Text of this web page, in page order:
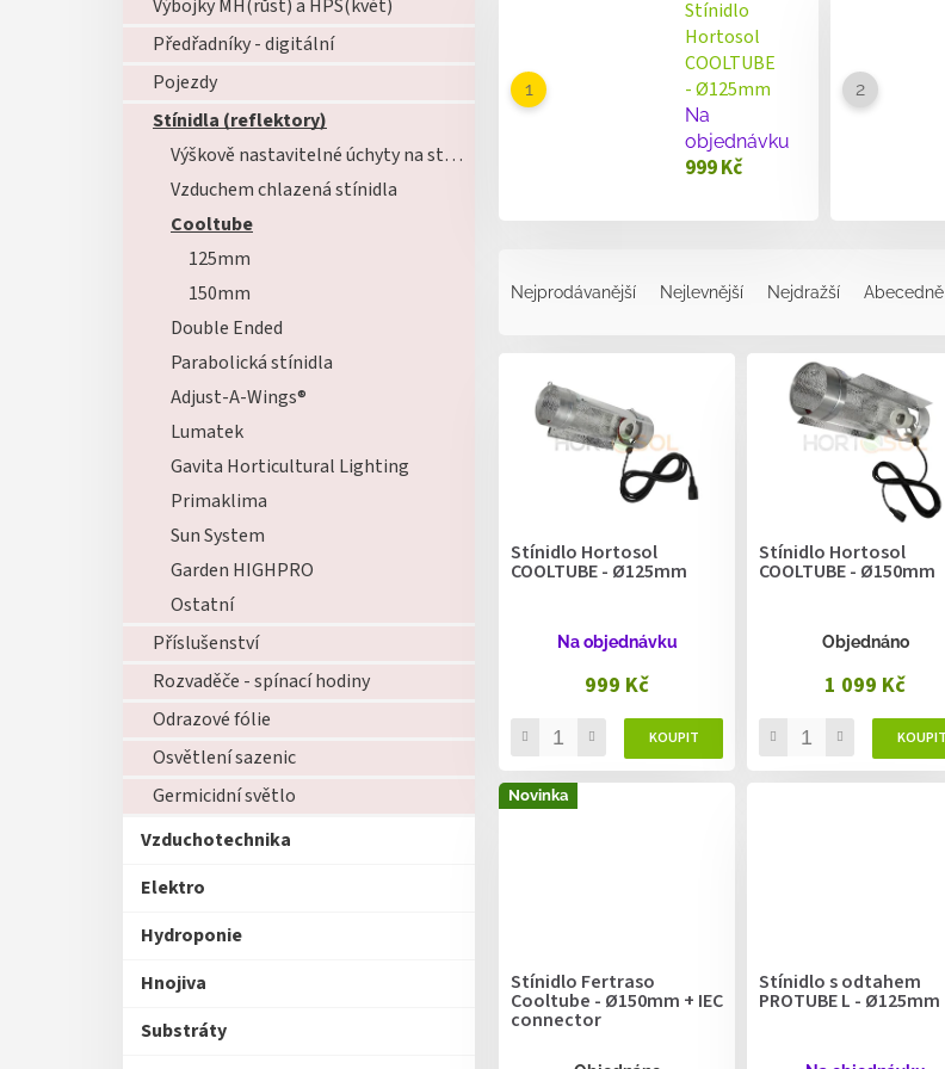
Výbojky MH(růst) a HPS(květ)
Předřadníky - digitální
Pojezdy
Stínidla (reflektory)
Výškově nastavitelné úchyty na stínidla
Vzduchem chlazená stínidla
Cooltube
125mm
150mm
Double Ended
Parabolická stínidla
Adjust-A-Wings®
Lumatek
Gavita Horticultural Lighting
Primaklima
Sun System
Garden HIGHPRO
Ostatní
Příslušenství
Rozvaděče - spínací hodiny
Odrazové fólie
Osvětlení sazenic
Germicidní světlo
Vzduchotechnika
Elektro
Hydroponie
Hnojiva
Substráty
Stínidlo
Hortosol
COOLTUBE
- Ø125mm
Na
objednávku
999 Kč
Nejprodávanější Nejlevnější Nejdražší Abecedně
Stínidlo Hortosol
COOLTUBE - Ø125mm
Na objednávku
999 Kč
Stínidlo Hortosol
COOLTUBE - Ø150mm
Objednáno
1 099 Kč
Novinka
Stínidlo Fertraso
Cooltube - Ø150mm + IEC
connector
Stínidlo s odtahem
PROTUBE L - Ø125mm